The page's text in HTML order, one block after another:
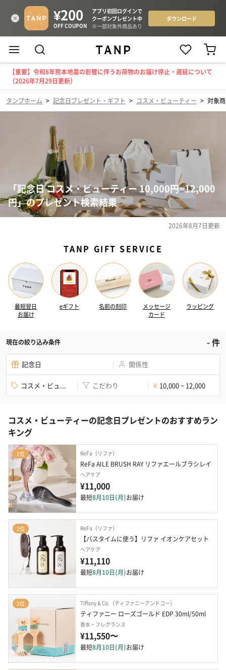
【重要】令和8年熊本地震の影響に伴うお荷物のお届け停止・遅延について
（2026年7月29日更新）
タンプホーム > 記念日プレゼント・ギフト > コスメ・ビューティー > 対象
「記念日 コスメ・ビューティー 10,000円~12,000
円」のプレゼント検索結果
2026年8月7日更新
TANP GIFT SERVICE
最短翌日
お届け
eギフト 名前の刻印
メッセージ
カード
ラッピング
現在の絞り込み条件 -件
記念日 関係性
コスメ・ビュ... こだわり ¥ 10,000 ~ 12,000
コスメ・ビューティーの記念日プレゼントのおすすめラン
キング
1位 ReFa（リファ）
ReFa AILE BRUSH RAY リファエールブラシレイ
ヘアケア
¥11,000
最短8月10日(月)お届け
2位 ReFa（リファ）
【バスタイムに使う】リファ イオンケアセット
ヘアケア
¥11,110
最短8月10日(月)お届け
3位 Tiffany & Co.（ティファニーアンドコー）
ティファニー ローズゴールド EDP 30ml/50ml
香水・フレグランス
¥11,550〜
最短8月10日(月)お届け